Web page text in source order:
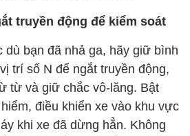
truyền động để kiểm soát
dù bạn đã nhả ga, hãy giữ bình
trí số N để ngắt truyền động,
từ và giữ chắc vô-lăng. Bật
điều khiển xe vào khu vực
khi xe đã dừng hẳn. Không